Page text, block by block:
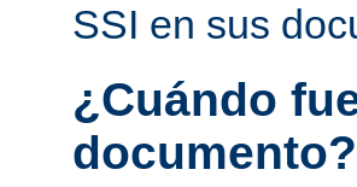
SSI en sus
¿Cuándo
documento?